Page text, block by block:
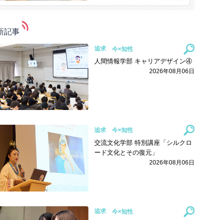
記事
追求
人間情報学部 キャリアデザイン④
2026年08月06日
追求
交流文化学部 特別講座「シルクロ
ード文化とその復元」
2026年08月06日
追求